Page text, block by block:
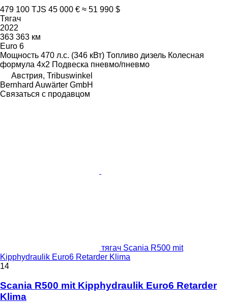
479 100 TJS 45 000 € ≈ 51 990 $
Тягач
2022
363 363 км
Euro 6
Мощность 470 л.с. (346 кВт) Топливо дизель Колесная
формула 4x2 Подвеска пневмо/пневмо
Австрия, Tribuswinkel
Bernhard Auwärter GmbH
Связаться с продавцом
тягач Scania R500 mit
Kipphydraulik Euro6 Retarder Klima
14
Scania R500 mit Kipphydraulik Euro6 Retarder
Klima